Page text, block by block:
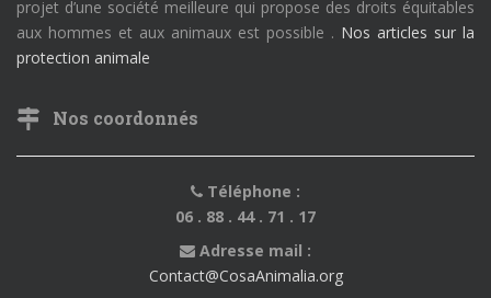
projet d’une société meilleure qui propose des droits équitables
aux hommes et aux animaux est possible . Nos articles sur la
protection animale
Nos coordonnés
Téléphone :
06 . 88 . 44 . 71 . 17
Adresse mail :
Contact@CosaAnimalia.org